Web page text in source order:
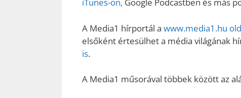
iTunes-on, Google Podcastben és más
A Media1 hírportál a www.media1.hu
elsőként értesülhet a média világának
is.
A Media1 műsorával többek között az